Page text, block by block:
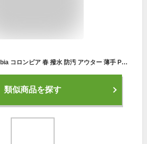
ブルゾン メンズ Columbia コロンビア 春 撥水 防汚 アウター 薄手 PM0696 ジャケット ジップアップ ジャンパー フードなし 秋冬 羽織り 上着 大きめ 軽量 S M L XL アウトドア ハイキング キャンプ 釣り 大人 学生 おしゃれ ブランド ブラック ベージュ プレゼント ギフト
類似商品を探す